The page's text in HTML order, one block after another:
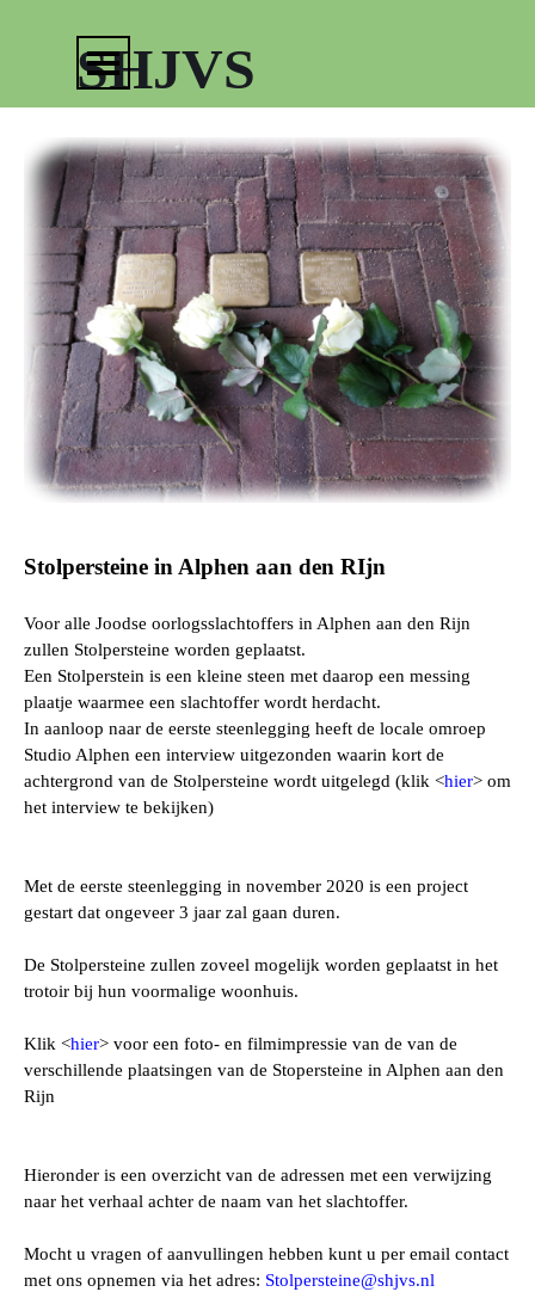
SHJVS
Stolpersteine in Alphen aan den RIjn
Voor alle Joodse oorlogsslachtoffers in Alphen aan den Rijn
zullen Stolpersteine worden geplaatst.
Een Stolperstein is een kleine steen met daarop een messing
plaatje waarmee een slachtoffer wordt herdacht.
In aanloop naar de eerste steenlegging heeft de locale omroep
Studio Alphen een interview uitgezonden waarin kort de
achtergrond van de Stolpersteine wordt uitgelegd (klik <hier> om
het interview te bekijken)
Met de eerste steenlegging in november 2020 is een project
gestart dat ongeveer 3 jaar zal gaan duren.
De Stolpersteine zullen zoveel mogelijk worden geplaatst in het
trotoir bij hun voormalige woonhuis.
Klik <hier> voor een foto- en filmimpressie van de van de
verschillende plaatsingen van de Stopersteine in Alphen aan den
Rijn
Hieronder is een overzicht van de adressen met een verwijzing
naar het verhaal achter de naam van het slachtoffer.
Mocht u vragen of aanvullingen hebben kunt u per email contact
met ons opnemen via het adres: Stolpersteine@shjvs.nl